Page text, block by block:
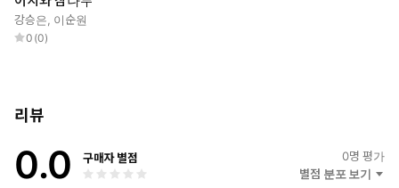
강승은, 이순원
0 (0)
리뷰
0.0 구매자 별점 0명 평가
별점 분포 보기